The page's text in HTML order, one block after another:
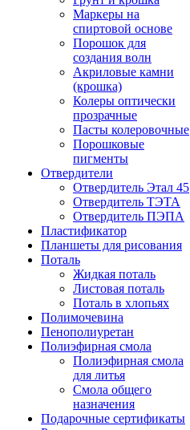
Маркеры на
спиртовой основе
Порошок для
создания волн
Акриловые камни
(крошка)
Колеры оптически
прозрачные
Пасты колеровочные
Порошковые
пигменты
Отвердители
Отвердитель Этал 45
Отвердитель ТЭТА
Отвердитель ПЭПА
Пластификатор
Планшеты для рисования
Поталь
Жидкая поталь
Листовая поталь
Поталь в хлопьях
Полимочевина
Пенополиуретан
Полиэфирная смола
Полиэфирная смола
для литья
Смола общего
назначения
Подарочные сертификаты